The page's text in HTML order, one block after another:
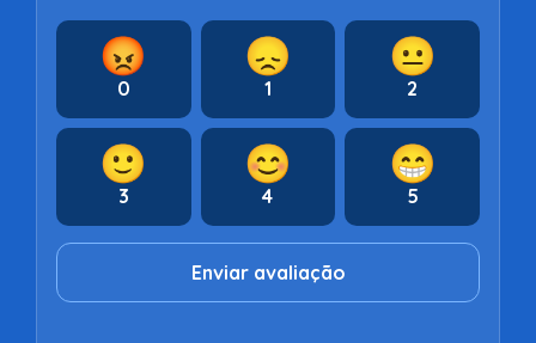
😡
0
😞
1
😐
2
🙂
3
😊
4
😁
5
Enviar avaliação